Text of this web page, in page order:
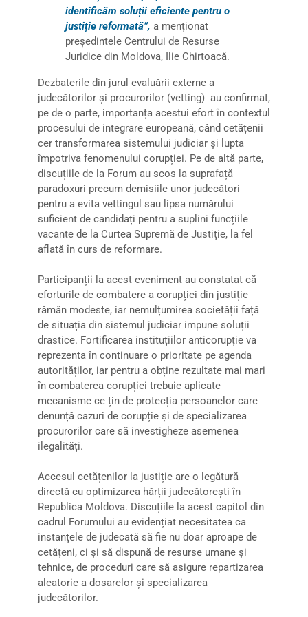
identificăm soluții eficiente pentru o
justiție reformată”, a menționat
președintele Centrului de Resurse
Juridice din Moldova, Ilie Chirtoacă.
Dezbaterile din jurul evaluării externe a
judecătorilor și procurorilor (vetting) au confirmat,
pe de o parte, importanța acestui efort în contextul
procesului de integrare europeană, când cetățenii
cer transformarea sistemului judiciar și lupta
împotriva fenomenului corupției. Pe de altă parte,
discuțiile de la Forum au scos la suprafață
paradoxuri precum demisiile unor judecători
pentru a evita vettingul sau lipsa numărului
suficient de candidați pentru a suplini funcțiile
vacante de la Curtea Supremă de Justiție, la fel
aflată în curs de reformare.
Participanții la acest eveniment au constatat că
eforturile de combatere a corupției din justiție
rămân modeste, iar nemulțumirea societății față
de situația din sistemul judiciar impune soluții
drastice. Fortificarea instituțiilor anticorupție va
reprezenta în continuare o prioritate pe agenda
autorităților, iar pentru a obține rezultate mai mari
în combaterea corupției trebuie aplicate
mecanisme ce țin de protecția persoanelor care
denunță cazuri de corupție și de specializarea
procurorilor care să investigheze asemenea
ilegalități.
Accesul cetățenilor la justiție are o legătură
directă cu optimizarea hărții judecătorești în
Republica Moldova. Discuțiile la acest capitol din
cadrul Forumului au evidențiat necesitatea ca
instanțele de judecată să fie nu doar aproape de
cetățeni, ci și să dispună de resurse umane și
tehnice, de proceduri care să asigure repartizarea
aleatorie a dosarelor și specializarea
judecătorilor.